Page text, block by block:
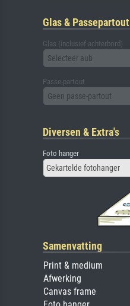
Glas & Passepartout
Glas (inclusief achterbord)
Selecteer aub
Passe-partout
Geen passe-partout
Diversen & Extra's
Foto hanger
Gekartelde fotohanger
Samenvatting
Print & medium
Afwerking
Canvas frame